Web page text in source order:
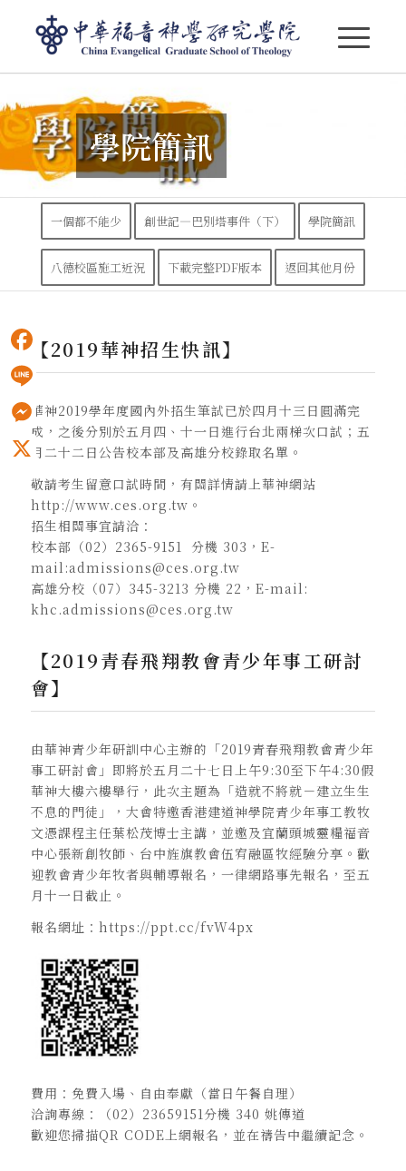
【華神院訊】2019年5月-2
學院簡訊
一個都不能少 創世記—巴別塔事件（下） 學院簡訊
八德校區施工近況 下載完整PDF版本 返回其他月份
【2019華神招生快訊】
華神2019學年度國內外招生筆試已於四月十三日圓滿完
成，之後分別於五月四、十一日進行台北兩梯次口試；五
月二十二日公告校本部及高雄分校錄取名單。
敬請考生留意口試時間，有關詳情請上華神網站
http://www.ces.org.tw。
招生相關事宜請洽：
校本部（02）2365-9151 分機 303，E-
mail:admissions@ces.org.tw
高雄分校（07）345-3213 分機 22，E-mail:
khc.admissions@ces.org.tw
【2019青春飛翔教會青少年事工研討
會】
由華神青少年研訓中心主辦的「2019青春飛翔教會青少年
事工研討會」即將於五月二十七日上午9:30至下午4:30假
華神大樓六樓舉行，此次主題為「造就不將就－建立生生
不息的門徒」，大會特邀香港建道神學院青少年事工教牧
文憑課程主任葉松茂博士主講，並邀及宜蘭頭城靈糧福音
中心張新創牧師、台中旌旗教會伍宥融區牧經驗分享。歡
迎教會青少年牧者與輔導報名，一律網路事先報名，至五
月十一日截止。
報名網址：https://ppt.cc/fvW4px
費用：免費入場、自由奉獻（當日午餐自理）
洽詢專線：（02）23659151分機 340 姚傳道
歡迎您掃描QR CODE上網報名，並在禱告中繼續記念。
Facebook
Line
Messenger